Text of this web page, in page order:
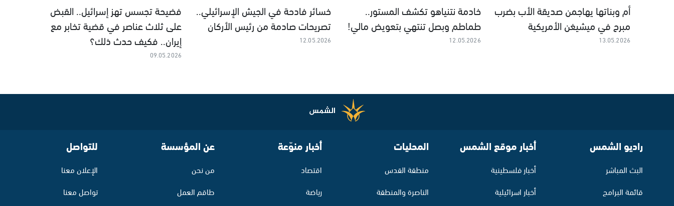
أم وبناتها يهاجمن صديقة الأب بضرب
مبرح في ميشيغن الأمريكية
13.05.2026
خادمة نتنياهو تكشف المستور..
طماطم وبصل تنتهي بتعويض مالي!
12.05.2026
خسائر فادحة في الجيش الإسرائيلي..
تصريحات صادمة من رئيس الأركان
12.05.2026
فضيحة تجسس تهز إسرائيل.. القبض
على ثلاث عناصر في قضية تخابر مع
إيران.. فكيف حدث ذلك؟
09.05.2026
راديو الشمس
البث المباشر
قائمة البرامج
أخبار موقع الشمس
أخبار فلسطينية
أخبار اسرائيلية
المحليات
منطقة القدس
الناصرة والمنطقة
أخبار منوّعة
اقتصاد
رياضة
عن المؤسسة
من نحن
طاقم العمل
للتواصل
الإعلان معنا
تواصل معنا